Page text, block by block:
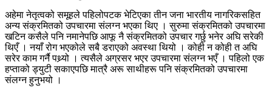
अहेमा नेतृत्वको समूहले पहिलोपटक भेटिएका तीन जना भारतीय नागरिकसहित
अन्य संक्रमितको उपचारमा संलग्न भएका थिए । सुरुमा संक्रमितको उपचारमा
खटिन कसैले पनि नमानेपछि आफू नै संक्रमितको उपचार गर्छु भनेर अघि सरेकी
थिएँ । नयाँ रोग भएकोले सबै डराएको अवस्था थियो । कोही न कोही त अघि
सरेर काम गर्नै पथ्र्यो । त्यसैले अग्रसर भएर उपचारमा संलग्न भएँ । पहिलो एक
हप्ताको ड्युटी सकाएपछि मात्रै अरू साथीहरू पनि संक्रमितको उपचारमा
संलग्न हुनुभयो ।